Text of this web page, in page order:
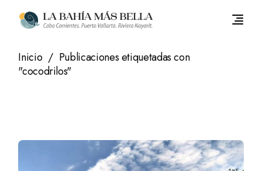
contenido
Inicio
Publicaciones etiquetadas con
"cocodrilos"